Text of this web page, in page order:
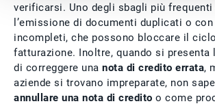
verificarsi. Uno degli sbagli più frequenti
l’emissione di documenti duplicati o
incompleti, che possono bloccare il
fatturazione. Inoltre, quando si presenta
di correggere una nota di credito errata,
aziende si trovano impreparate, non
annullare una nota di credito o come